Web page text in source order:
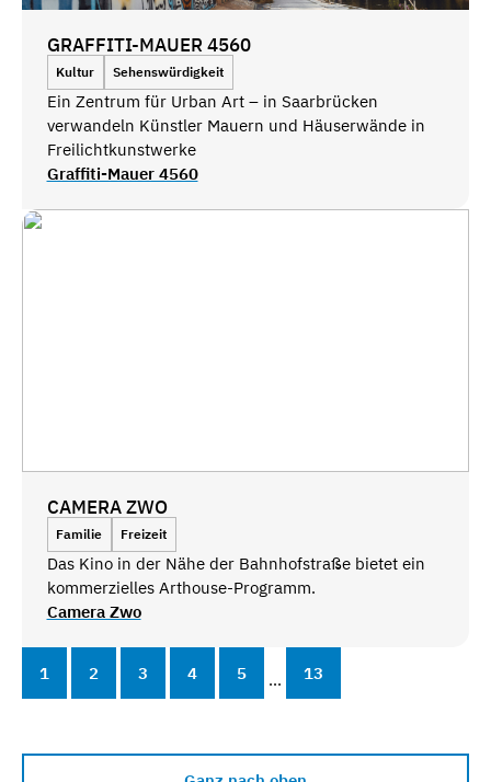
GRAFFITI-MAUER 4560
Kultur Sehenswürdigkeit
Ein Zentrum für Urban Art – in Saarbrücken
verwandeln Künstler Mauern und Häuserwände in
Freilichtkunstwerke
Graffiti-Mauer 4560
CAMERA ZWO
Familie Freizeit
Das Kino in der Nähe der Bahnhofstraße bietet ein
kommerzielles Arthouse-Programm.
Camera Zwo
1 2 3 4 5 ... 13